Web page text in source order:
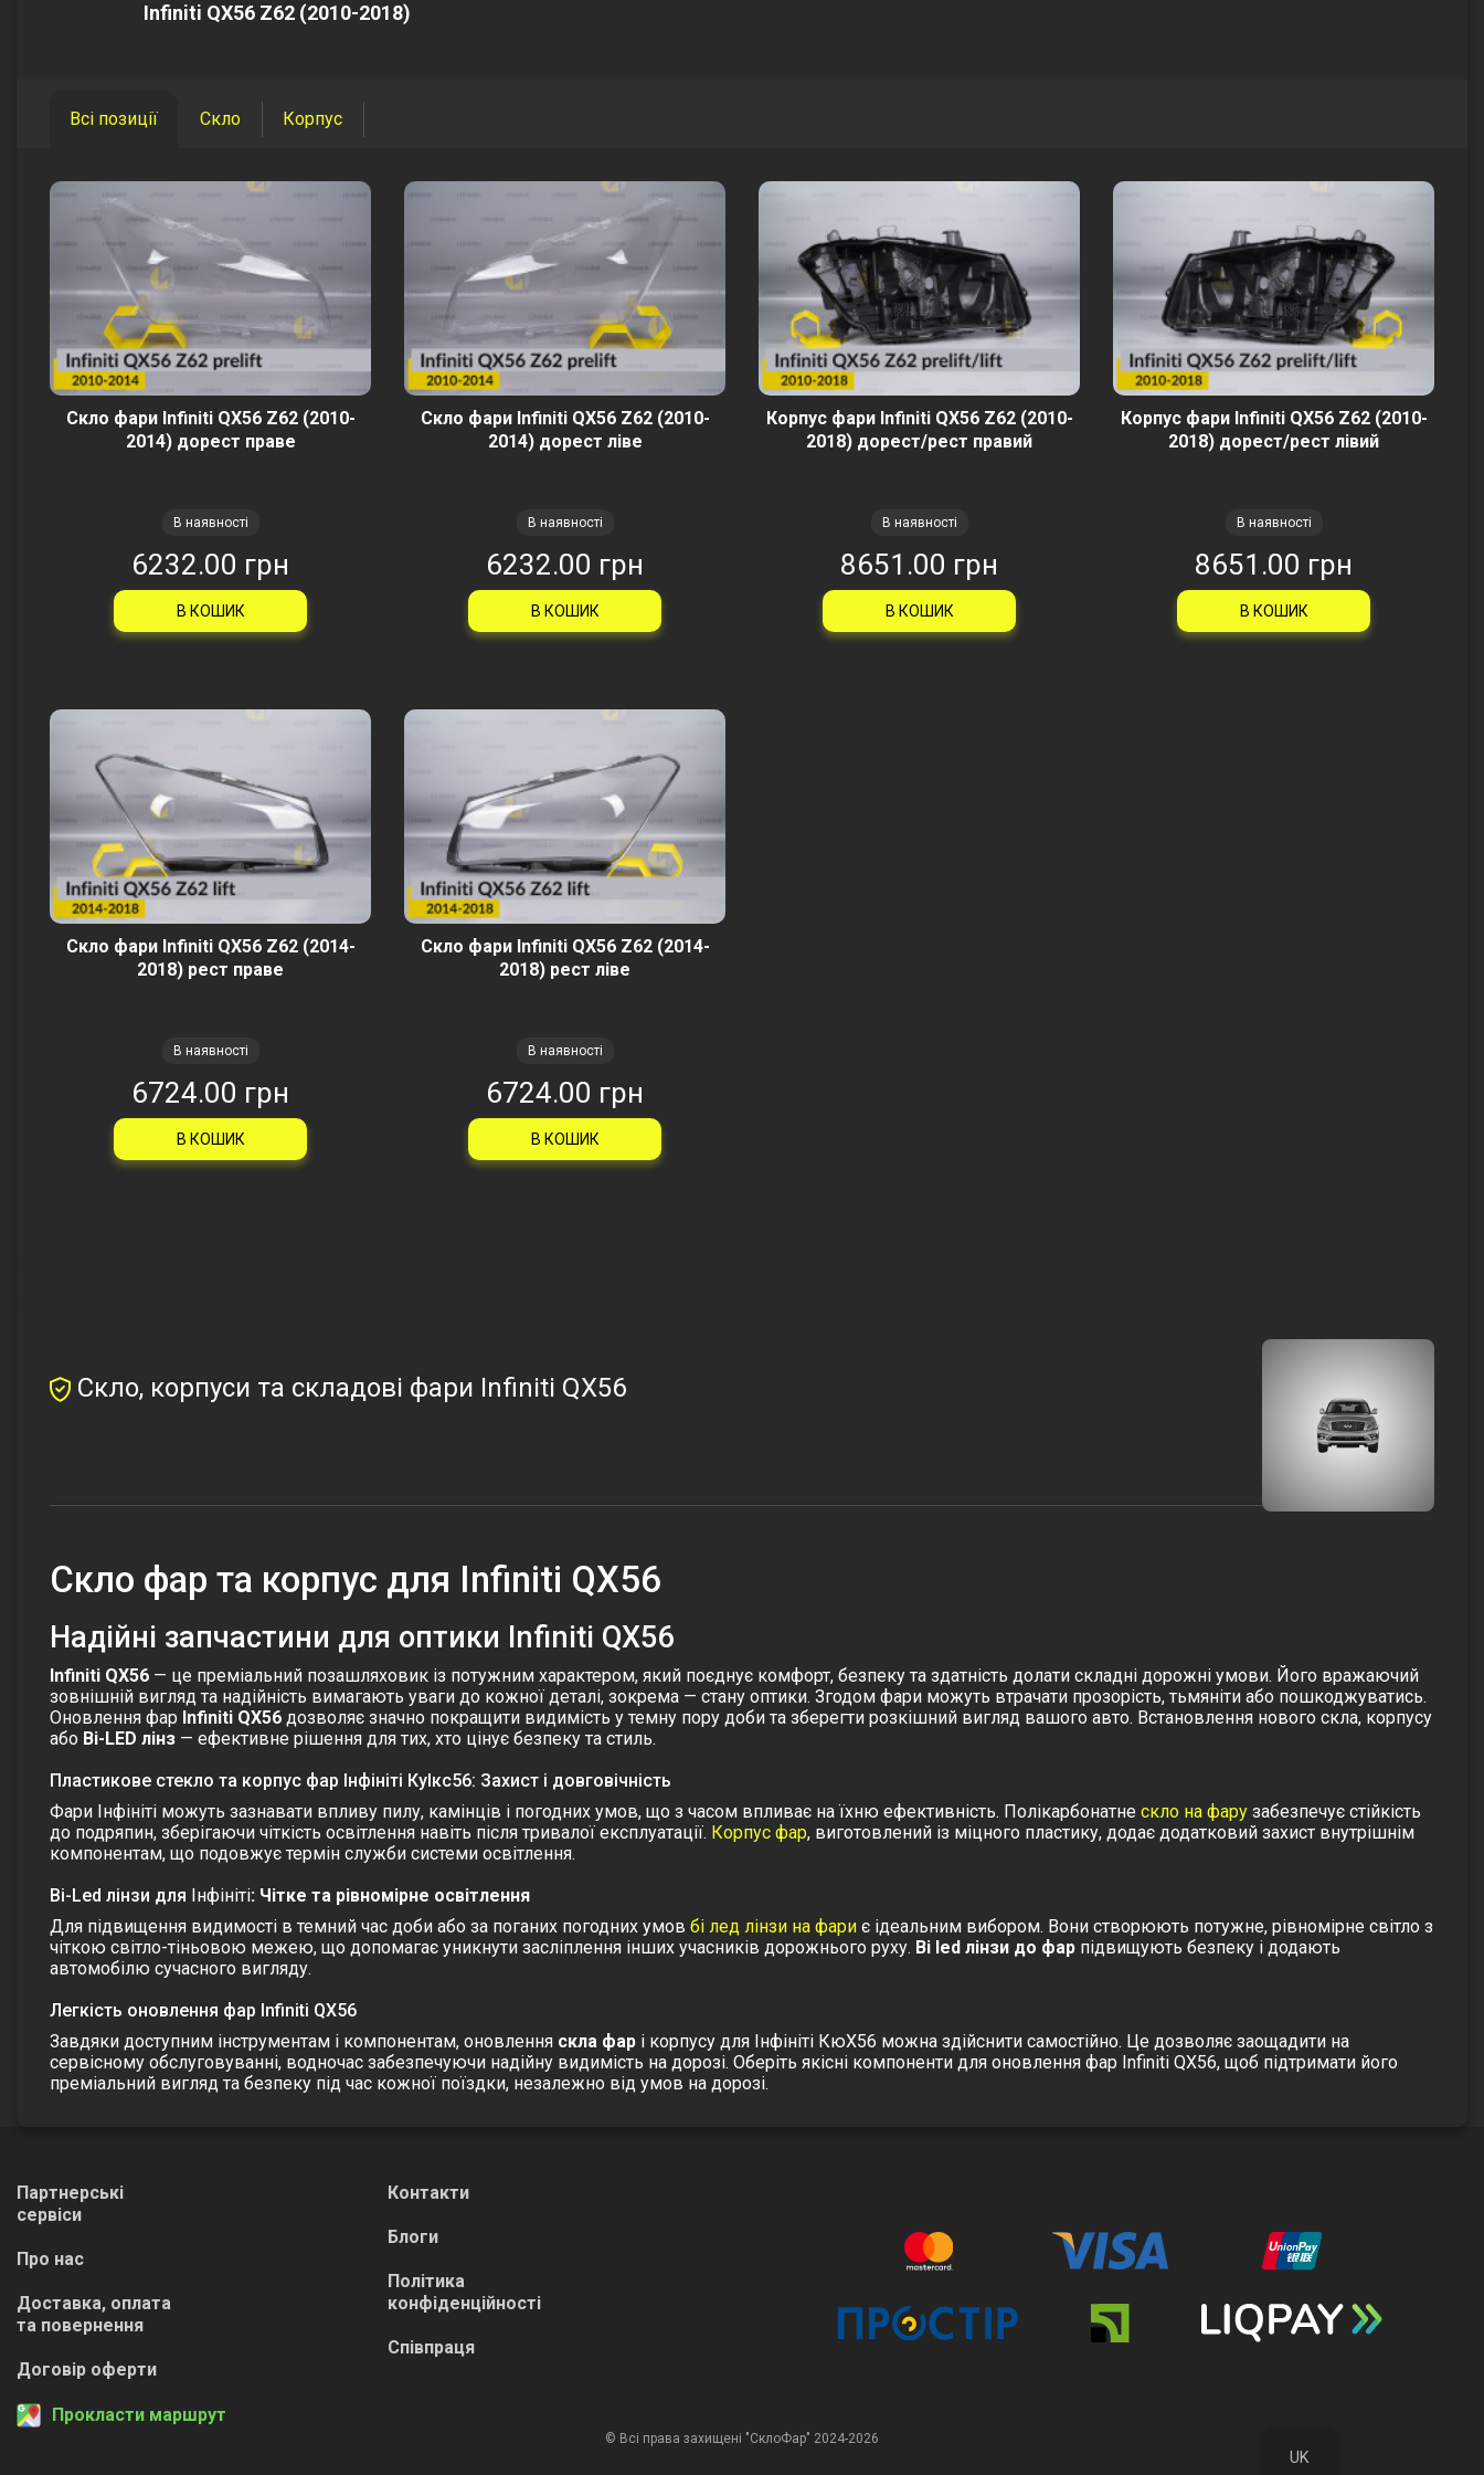
UK
Infiniti QX56 Z62 (2010-2018)
Всі позиції Скло Корпус
Скло фари Infiniti QX56 Z62 (2010-
2014) дорест праве
В наявності
6232.00 грн
В КОШИК
Скло фари Infiniti QX56 Z62 (2010-
2014) дорест ліве
В наявності
6232.00 грн
В КОШИК
Корпус фари Infiniti QX56 Z62 (2010-
2018) дорест/рест правий
В наявності
8651.00 грн
В КОШИК
Корпус фари Infiniti QX56 Z62 (2010-
2018) дорест/рест лівий
В наявності
8651.00 грн
В КОШИК
Скло фари Infiniti QX56 Z62 (2014-
2018) рест праве
В наявності
6724.00 грн
В КОШИК
Скло фари Infiniti QX56 Z62 (2014-
2018) рест ліве
В наявності
6724.00 грн
В КОШИК
Скло, корпуси та складові фари Infiniti QX56
Скло фар та корпус для Infiniti QX56
Надійні запчастини для оптики Infiniti QX56
Infiniti QX56 — це преміальний позашляховик із потужним характером, який поєднує комфорт, безпеку та здатність долати складні дорожні умови. Його вражаючий
зовнішній вигляд та надійність вимагають уваги до кожної деталі, зокрема — стану оптики. Згодом фари можуть втрачати прозорість, тьмяніти або пошкоджуватись.
Оновлення фар Infiniti QX56 дозволяє значно покращити видимість у темну пору доби та зберегти розкішний вигляд вашого авто. Встановлення нового скла, корпусу
або Bi-LED лінз — ефективне рішення для тих, хто цінує безпеку та стиль.
Пластикове стекло та корпус фар Інфініті КуІкс56: Захист і довговічність
Фари Інфініті можуть зазнавати впливу пилу, камінців і погодних умов, що з часом впливає на їхню ефективність. Полікарбонатне скло на фару забезпечує стійкість
до подряпин, зберігаючи чіткість освітлення навіть після тривалої експлуатації. Корпус фар, виготовлений із міцного пластику, додає додатковий захист внутрішнім
компонентам, що подовжує термін служби системи освітлення.
Bi-Led лінзи для Інфініті: Чітке та рівномірне освітлення
Для підвищення видимості в темний час доби або за поганих погодних умов бі лед лінзи на фари є ідеальним вибором. Вони створюють потужне, рівномірне світло з
чіткою світло-тіньовою межею, що допомагає уникнути засліплення інших учасників дорожнього руху. Bi led лінзи до фар підвищують безпеку і додають
автомобілю сучасного вигляду.
Легкість оновлення фар Infiniti QX56
Завдяки доступним інструментам і компонентам, оновлення скла фар і корпусу для Інфініті КюХ56 можна здійснити самостійно. Це дозволяє заощадити на
сервісному обслуговуванні, водночас забезпечуючи надійну видимість на дорозі. Оберіть якісні компоненти для оновлення фар Infiniti QX56, щоб підтримати його
преміальний вигляд та безпеку під час кожної поїздки, незалежно від умов на дорозі.
Партнерські
сервіси
Про нас
Доставка, оплата
та повернення
Договір оферти
Контакти
Блоги
Політика
конфіденційності
Співпраця
Прокласти маршрут
© Всі права захищені "СклоФар" 2024-2026